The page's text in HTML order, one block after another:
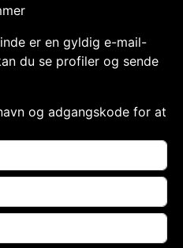
er en gyldig e-mail-
du se profiler og sende
og adgangskode for at